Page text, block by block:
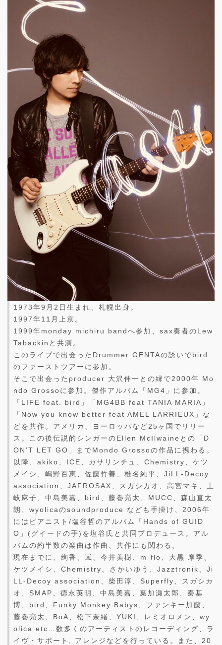
1973年9月2日生まれ、札幌出身。
1997年11月上京。
1999年monday michiru bandへ参加、sax奏者のLew
Tabackinと共演。
このライブで出会ったDrummer GENTAの誘いでbird
のファーストツアーに参加。
そこで出会ったproducer 大沢伸一との縁で2000年 Mo
ndo Grossoに参加。傑作アルバム「MG4」に参加。
「LIFE feat. bird」「MG4BB feat TANIA MARIA」
「Now you know better feat AMEL LARRIEUX」な
どを共作。アメリカ、ヨーロッパなど25ヶ国でリリー
ス。この後伝説的シンガーのEllen McIlwaineとの「D
ON’T LET GO」までMondo Grossoの作品に携わる。
以降、akiko、ICE、カサリンチュ、Chemistry、ケツ
メイシ、嶋野百恵、佐藤竹善、椎名純平、JiLL-Decoy
association、JAFROSAX、スガシカオ、高宮マキ、土
岐麻子、中島美嘉、bird、藤巻亮太、MUCC、森山直太
朗、wyolicaのsoundproduce なども手掛け、2006年
にはピアニスト/塩谷哲のアルバム「Hands of GUID
O」(グイードの手)を塩谷氏と共同プロデュース。アル
バムの約半数の楽曲は作曲、共作にも関わる。
現在までに、絢香、嵐、今井美樹、m-flo、大黒 摩季、
ケツメイシ、Chemistry、さかいゆう、Jazztronik、Ji
LL-Decoy association、柴田淳、Superfly、スガシカ
オ、SMAP、徳永英明、中島美嘉、葉加瀬太郎、秦基
博、bird、Funky Monkey Babys、ファンキー加藤、
藤巻亮太、BoA、松下奈緒、YUKI、レミオロメン、wy
olica etc…数多くのアーティストのレコーディング、ラ
イヴ・サポート, アレンジなどを行っている。また、20